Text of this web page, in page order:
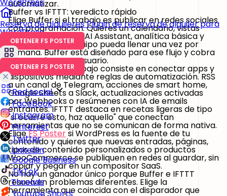
Reserva de alquileresPlugin de reserva de alquiler para
WordPress
OBTENER FS POSTER
OBTENER FS POSTER
Red social
Facebook
Instagram
Pinterest
Twitter
LinkedIn
Google Business
TikTok
Threads
automatizar.
Buffer vs IFTTT: veredicto rápido
EligeBuffersi el trabajo es publicar en redes sociales
con programación. Quieres un calendario, vistas
previas por red, un AI Assistant, analítica básica y
una cola que tu equipo pueda llenar una vez por
semana. Buffer está diseñado para ese flujo y cobra
por canal, no por usuario.
EligeIFTTT si el trabajo consiste en conectar apps y
dispositivos mediante reglas de automatización. RSS
a un canal de Telegram, acciones de smart home,
Google Sheets a Slack, actualizaciones activadas
por Webhooks o resúmenes con IA de emails
entrantes. IFTTT destaca en recetas ligeras de tipo
"si ocurre esto, haz aquello" que conectan
herramientas que no se comunican de forma nativa.
EligeFS Postersi WordPress es la fuente de tu
contenido y quieres que nuevas entradas, páginas,
tipos de contenido personalizados o productos
WooCommerce se publiquen en redes al guardar, sin
copiar y pegar en un compositor SaaS.
No hay un ganador único porque Buffer e IFTTT
resuelven problemas diferentes. Elige la
herramienta que coincida con el disparador que